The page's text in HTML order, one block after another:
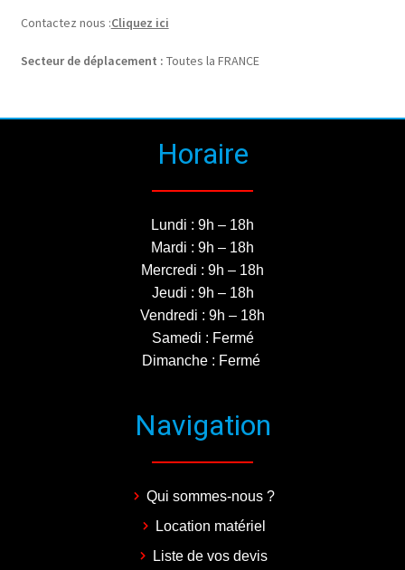
Contactez nous :Cliquez ici
Secteur de déplacement : Toutes la FRANCE
Horaire
Lundi : 9h – 18h
Mardi : 9h – 18h
Mercredi : 9h – 18h
Jeudi : 9h – 18h
Vendredi : 9h – 18h
Samedi : Fermé
Dimanche : Fermé
Navigation
Qui sommes-nous ?
Location matériel
Liste de vos devis